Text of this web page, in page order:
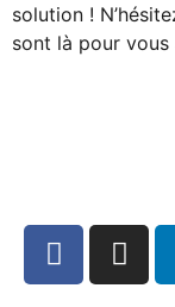
solution !
sont là pour vous